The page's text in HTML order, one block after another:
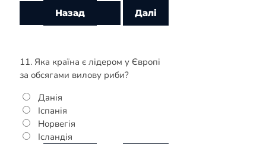
11. Яка країна є лідером у Європі
за обсягами вилову риби?
Данія
Іспанія
Норвегія
Ісландія